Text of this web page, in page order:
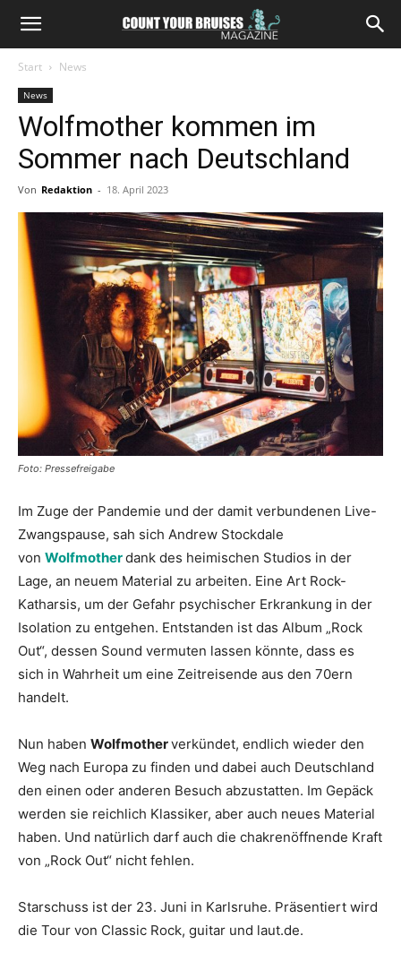
Start News
News
Wolfmother kommen im
Sommer nach Deutschland
Von Redaktion - 18. April 2023
Foto: Pressefreigabe
Im Zuge der Pandemie und der damit verbundenen Live-
Zwangspause, sah sich Andrew Stockdale
von Wolfmotherdank des heimischen Studios in der
Lage, an neuem Material zu arbeiten. Eine Art Rock-
Katharsis, um der Gefahr psychischer Erkrankung in der
Isolation zu entgehen. Entstanden ist das Album „Rock
Out“, dessen Sound vermuten lassen könnte, dass es
sich in Wahrheit um eine Zeitreisende aus den 70ern
handelt.
Nun haben Wolfmotherverkündet, endlich wieder den
Weg nach Europa zu finden und dabei auch Deutschland
den einen oder anderen Besuch abzustatten. Im Gepäck
werden sie reichlich Klassiker, aber auch neues Material
haben. Und natürlich darf auch die chakrenöffnende Kraft
von „Rock Out“ nicht fehlen.
Starschuss ist der 23. Juni in Karlsruhe. Präsentiert wird
die Tour von Classic Rock, guitar und laut.de.